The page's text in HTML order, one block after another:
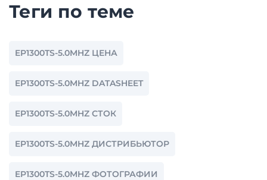
Теги по теме
EP1300TS-5.0MHZ ЦЕНА
EP1300TS-5.0MHZ DATASHEET
EP1300TS-5.0MHZ СТОК
EP1300TS-5.0MHZ ДИСТРИБЬЮТОР
EP1300TS-5.0MHZ ФОТОГРАФИИ